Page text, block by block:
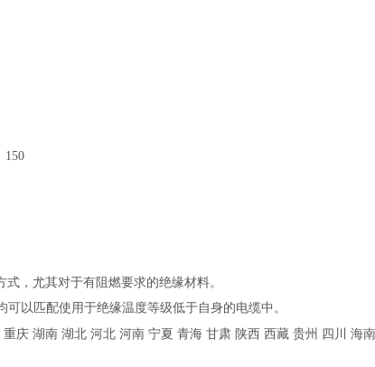
150
，尤其对于有阻燃要求的绝缘材料。
以匹配使用于绝缘温度等级低于自身的电缆中。
庆 湖南 湖北 河北 河南 宁夏 青海 甘肃 陕西 西藏 贵州 四川 海